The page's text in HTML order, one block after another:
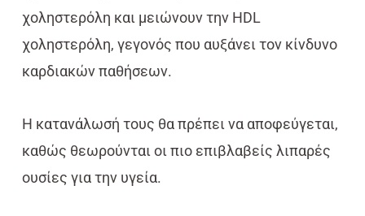
χοληστερόλη και μειώνουν την HDL
χοληστερόλη, γεγονός που αυξάνει τον κίνδυνο
καρδιακών παθήσεων.
Η κατανάλωσή τους θα πρέπει να αποφεύγεται,
καθώς θεωρούνται οι πιο επιβλαβείς λιπαρές
ουσίες για την υγεία.